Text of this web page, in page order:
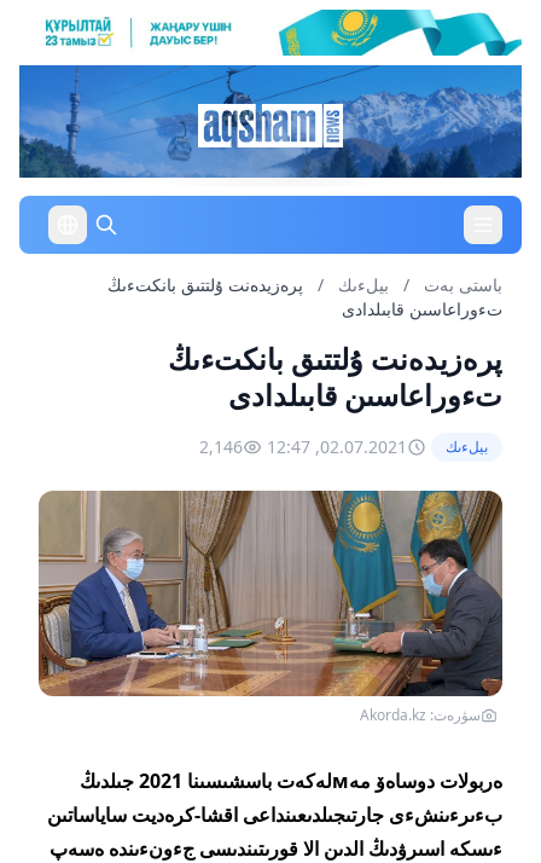
باستى بەت / بيلءىك /
پرەزيدەنت ۇلتتىق بانكتءىڭ
تءوراعاسىن قابىلدادى
پرەزيدەنت ۇلتتىق بانكتءىڭ
تءوراعاسىن قابىلدادى
بيلءىك 02.07.2021, 12:47
2,146
سۋرەت: Akorda.kz
ەربولات دوساەۆ مەмلەكەت باسشىسىنا 2021 جىلدىڭ
بءىرءىنشءى جارتىجىلدىعىنداعى اقشا-كرەديت ساياساتىن
ءىسكە اسىرۋدىڭ الدىن الا قورىتىندىسى جءونءىندە ەسەپ